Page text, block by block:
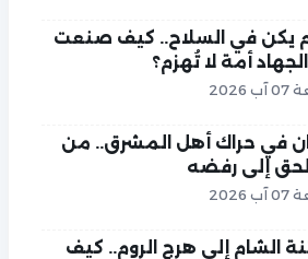
يكن في السلاح.. كيف صنعت
أمة لا تُهزم؟
2026
في حراك أهل المشرق.. من
إلى رفضه
2026
الشام إلى هرج الروم.. كيف